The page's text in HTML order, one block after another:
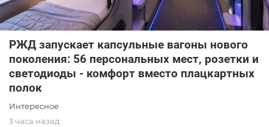
РЖД запускает капсульные вагоны нового
поколения: 56 персональных мест, розетки и
светодиоды - комфорт вместо плацкартных
полок
Интересное
3 часа назад